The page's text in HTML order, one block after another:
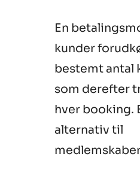
En
kunder
bestemt antal
som derefter
hver booking.
alternativ til